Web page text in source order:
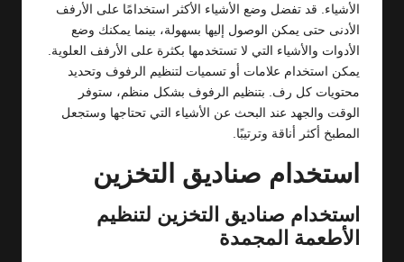
الأشياء. قد تفضل وضع الأشياء الأكثر استخدامًا على الأرفف
الأدنى حتى يمكن الوصول إليها بسهولة، بينما يمكنك وضع
الأدوات والأشياء التي لا تستخدمها بكثرة على الأرفف العلوية.
يمكن استخدام علامات أو تسميات لتنظيم الرفوف وتحديد
محتويات كل رف. بتنظيم الرفوف بشكل منظم، ستوفر
الوقت والجهد عند البحث عن الأشياء التي تحتاجها وستجعل
المطبخ أكثر أناقة وترتيبًا.
استخدام صناديق التخزين
استخدام صناديق التخزين لتنظيم
الأطعمة المجمدة